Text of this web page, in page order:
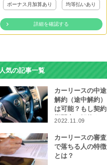
ボーナス月加算あり 均等払いあり
詳細を確認する
人気の記事一覧
カーリースの中途
解約（途中解約）
は可能？もし契約
期間中に解約をし
なったら…
2022.11.09
カーリースの審査
で落ちる人の特徴
とは？